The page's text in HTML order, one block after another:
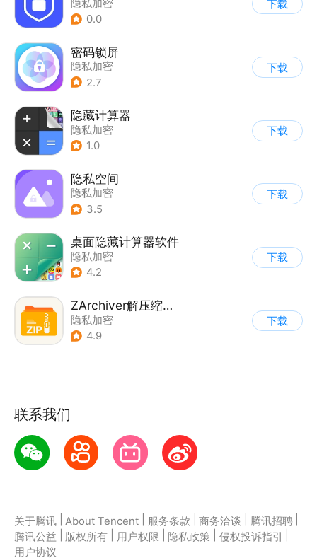
隐私加密
0.0
下载
密码锁屏
隐私加密
2.7
下载
隐藏计算器
隐私加密
1.0
下载
隐私空间
隐私加密
3.5
下载
桌面隐藏计算器软件
隐私加密
4.2
下载
ZArchiver解压缩工具
隐私加密
4.9
下载
联系我们
关于腾讯 About Tencent 服务条款 商务洽谈 腾讯招聘
腾讯公益
版权所有 用户权限 隐私政策 侵权投诉指引
用户协议